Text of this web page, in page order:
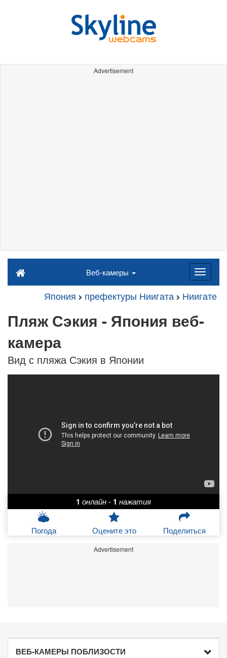
Advertisement
Веб-камеры
Япония префектуры Ниигата Ниигате
Пляж Сэкия - Япония веб-
камера
Вид с пляжа Сэкия в Японии
1 онлайн- 1 нажатия
Погода Оцените это Поделиться
Advertisement
ВЕБ-КАМЕРЫ ПОБЛИЗОСТИ